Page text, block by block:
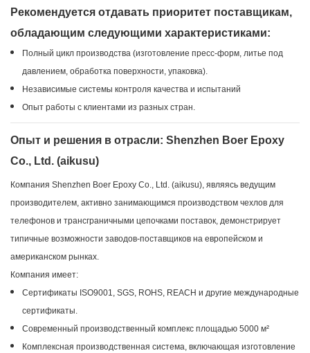
Рекомендуется отдавать приоритет поставщикам,
обладающим следующими характеристиками:
Полный цикл производства (изготовление пресс-форм, литье под
давлением, обработка поверхности, упаковка).
Независимые системы контроля качества и испытаний
Опыт работы с клиентами из разных стран.
Опыт и решения в отрасли: Shenzhen Boer Epoxy
Co., Ltd. (aikusu)
Компания Shenzhen Boer Epoxy Co., Ltd. (aikusu), являясь ведущим
производителем, активно занимающимся производством чехлов для
телефонов и трансграничными цепочками поставок, демонстрирует
типичные возможности заводов-поставщиков на европейском и
американском рынках.
Компания имеет:
Сертификаты ISO9001, SGS, ROHS, REACH и другие международные
сертификаты.
Современный производственный комплекс площадью 5000 м²
Комплексная производственная система, включающая изготовление